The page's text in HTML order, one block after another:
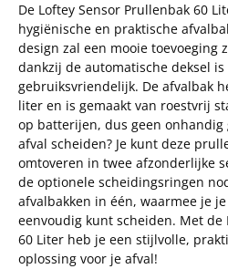
De Loftey Sensor Prullenbak 60
hygiënische en praktische
design zal een mooie toevoeging
dankzij de automatische deksel
gebruiksvriendelijk. De afvalbak
liter en is gemaakt van roestvrij
op batterijen, dus geen onhandig
afval scheiden? Je kunt deze
omtoveren in twee afzonderlijke
de optionele scheidingsringen
afvalbakken in één, waarmee je
eenvoudig kunt scheiden. Met de
60 Liter heb je een stijlvolle,
oplossing voor je afval!